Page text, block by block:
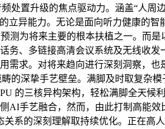
处置升级的焦点驱动力。涵盖“人
立异能力。无论是面向听力健康的
为将来主要的根本扶植之一。而
务、多链接高清会议系统及无线收
需求。对将来趋向进行深刻洞察，
的深挚手艺壁垒。满脚及时取复杂
的三核异构架构，轻松满脚全天
AI手艺融合，然而，由此打制高能
系的深刻理解取持续优化。正在